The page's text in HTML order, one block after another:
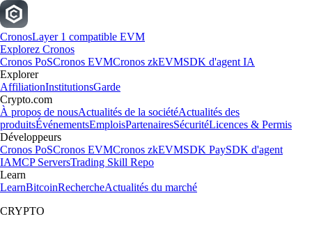
CronosLayer 1 compatible EVM
Explorez Cronos
Cronos PoSCronos EVMCronos zkEVMSDK d'agent IA
Explorer
AffiliationInstitutionsGarde
Crypto.com
À propos de nousActualités de la sociétéActualités des
produitsÉvénementsEmploisPartenairesSécuritéLicences & Permis
Développeurs
Cronos PoSCronos EVMCronos zkEVMSDK PaySDK d'agent
IAMCP ServersTrading Skill Repo
Learn
LearnBitcoinRechercheActualités du marché
CRYPTO